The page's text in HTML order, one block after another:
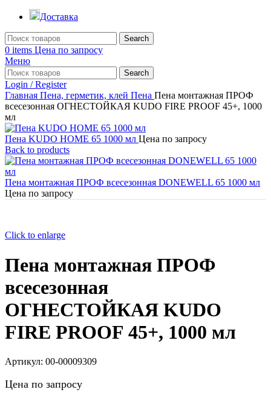
Доставка
Search
0 items Цена по запросу
Меню
Search
Login / Register
Главная Пена, герметик, клей Пена Пена монтажная ПРОФ
всесезонная ОГНЕСТОЙКАЯ KUDO FIRE PROOF 45+, 1000
мл
Пена KUDO HOME 65 1000 мл Цена по запросу
Back to products
Пена монтажная ПРОФ всесезонная DONEWELL 65 1000 мл
Цена по запросу
Click to enlarge
Пена монтажная ПРОФ
всесезонная
ОГНЕСТОЙКАЯ KUDO
FIRE PROOF 45+, 1000 мл
Артикул: 00-00009309
Цена по запросу